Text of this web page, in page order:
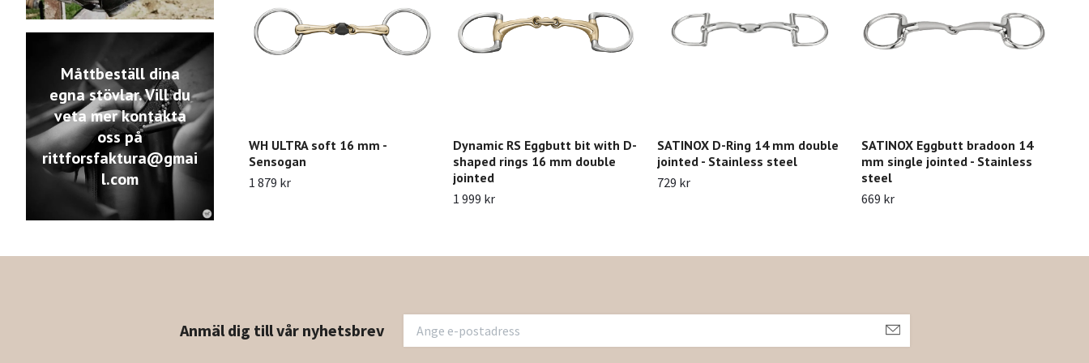
Måttbeställ dina
egna stövlar. Vill du
veta mer kontakta
oss på
rittforsfaktura@gmai
l.com
WH ULTRA soft 16 mm -
Sensogan
1 879 kr
Dynamic RS Eggbutt bit with D-
shaped rings 16 mm double
jointed
1 999 kr
SATINOX D-Ring 14 mm double
jointed - Stainless steel
729 kr
SATINOX Eggbutt bradoon 14
mm single jointed - Stainless
steel
669 kr
Anmäl dig till vår nyhetsbrev